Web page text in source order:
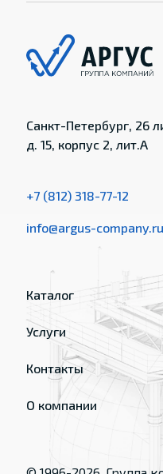
Санкт-Петербург, 26
д. 15, корпус 2, лит.А
+7 (812) 318-77-12
info@argus-company.ru
Каталог
Услуги
Контакты
О компании